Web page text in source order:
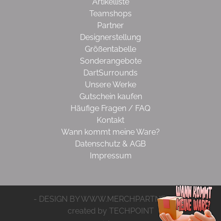
Artikelliste
Teamshops
Partner
Designerstellung
Größentabelle
Sonderangebote
DartSurrounds
Unsere Werke
Gutschein kaufen
Häufige Fragen / FAQ
Kontakt
Wann kommt meine Ware?
Datenschutz & AGB
Impressum
- DESIGN BY WWW.MERCHPARTNER.DE -
created by TECHPOINT